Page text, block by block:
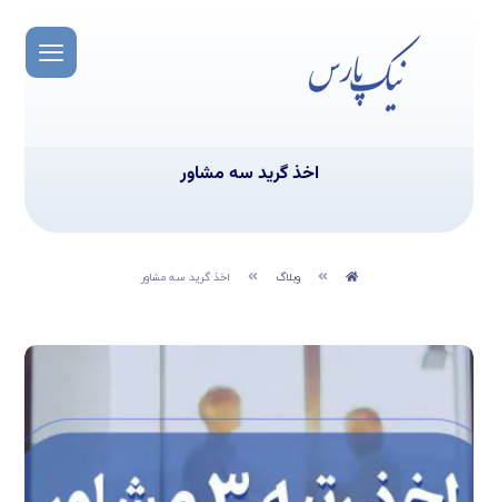
اخذ گرید سه مشاور
وبلاگ اخذ گرید سه مشاور